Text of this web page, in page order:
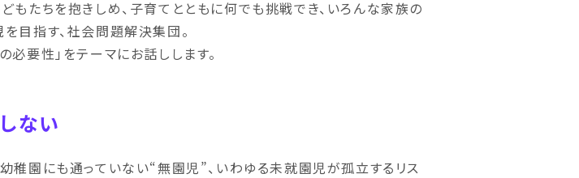
もたちを抱きしめ、子育てとともに何でも挑戦でき、いろんな家族の
目指す、社会問題解決集団。
必要性」をテーマにお話しします。
ない
稚園にも通っていない“無園児”、いわゆる未就園児が孤立するリス